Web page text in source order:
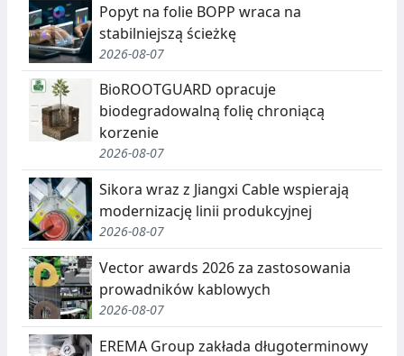
Popyt na folie BOPP wraca na
stabilniejszą ścieżkę
2026-08-07
BioROOTGUARD opracuje
biodegradowalną folię chroniącą
korzenie
2026-08-07
Sikora wraz z Jiangxi Cable wspierają
modernizację linii produkcyjnej
2026-08-07
Vector awards 2026 za zastosowania
prowadników kablowych
2026-08-07
EREMA Group zakłada długoterminowy